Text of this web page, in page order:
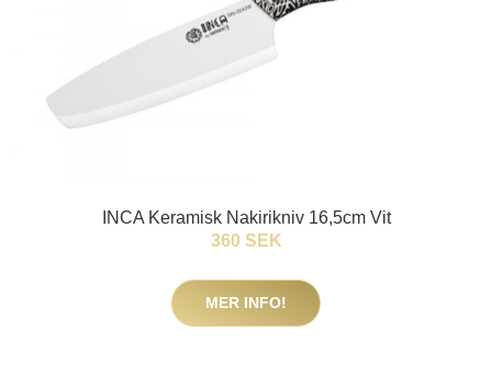
INCA Keramisk Nakirikniv 16,5cm Vit
360 SEK
MER INFO!